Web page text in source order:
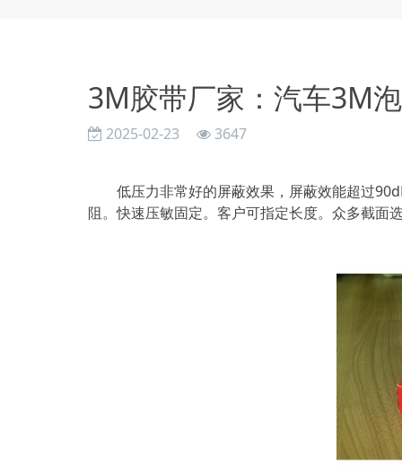
3M胶带厂家：汽车3M
2025-02-23 3647
低压力非常好的屏蔽效果，屏蔽效能超过
阻。快速压敏固定。客户可指定长度。众多截面